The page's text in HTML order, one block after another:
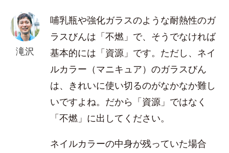
滝沢
哺乳瓶や強化ガラスのような耐熱性のガ
ラスびんは「不燃」で、そうでなければ
基本的には「資源」です。ただし、ネイ
ルカラー（マニキュア）のガラスびん
は、きれいに使い切るのがなかなか難し
いですよね。だから「資源」ではなく
「不燃」に出してください。
ネイルカラーの中身が残っていた場合